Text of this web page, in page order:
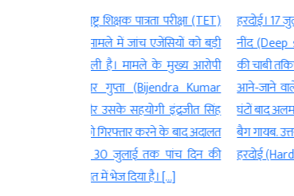
हरदोई। 17 जुलाई की रात… घर के लोग गहरी
नींद (Deep sleep) में सो रहे थे. अलमारी
की चाबी तकिए के नीचे रखी थी. घर के अंदर
आने-जाने वाले लोगों को सब पता था. कुछ
घंटों बाद अलमारी खाली थी और नोटों से भरे 8
बैग गायब. उत्तर प्रदेश (Uttar Pradesh) के
हरदोई (Hardoi) में […]